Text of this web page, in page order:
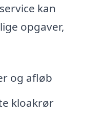
kan
opgaver,
og afløb
kloakrør